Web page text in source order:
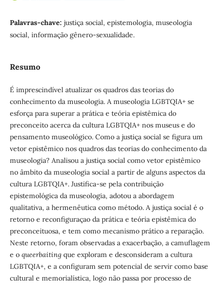
Palavras-chave: justiça social, epistemologia, museologia
social, informação gênero-sexualidade.
Resumo
É imprescindível atualizar os quadros das teorias do
conhecimento da museologia. A museologia LGBTQIA+ se
esforça para superar a prática e teória epistêmica do
preconceito acerca da cultura LGBTQIA+ nos museus e do
pensamento museológico. Como a justiça social se figura um
vetor epistêmico nos quadros das teorias do conhecimento da
museologia? Analisou a justiça social como vetor epistêmico
no âmbito da museologia social a partir de alguns aspectos da
cultura LGBTQIA+. Justifica-se pela contribuição
epistemológica da museologia, adotou a abordagem
qualitativa, a hermenêutica como método. A justiça social é o
retorno e reconfiguraçao da prática e teória epistêmica do
preconceituosa, e tem como mecanismo prático a reparação.
Neste retorno, foram observadas a exacerbação, a camuflagem
e o queerbaitingque exploram e desconsideram a cultura
LGBTQIA+, e a configuram sem potencial de servir como base
cultural e memorialística, logo não passa por processo de